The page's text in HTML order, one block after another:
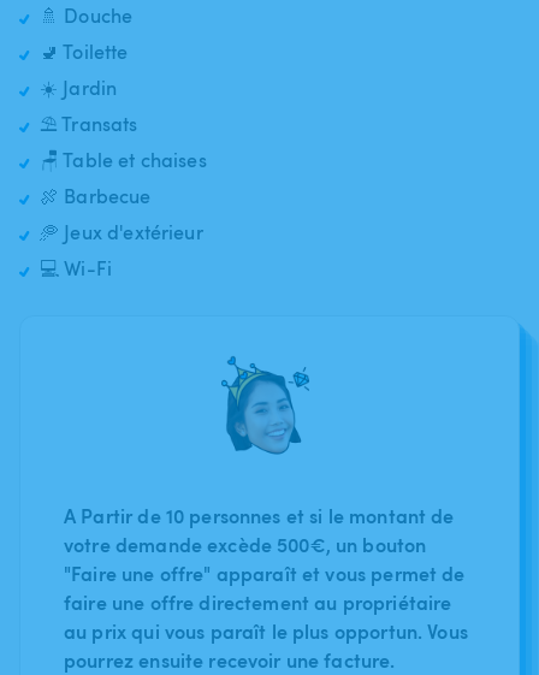
🚿 Douche
🚽 Toilette
☀️ Jardin
⛱️ Transats
🪑 Table et chaises
🍖 Barbecue
🥏 Jeux d'extérieur
💻 Wi-Fi
A Partir de 10 personnes et si le montant de
votre demande excède 500€, un bouton
"Faire une offre" apparaît et vous permet de
faire une offre directement au propriétaire
au prix qui vous paraît le plus opportun. Vous
pourrez ensuite recevoir une facture.